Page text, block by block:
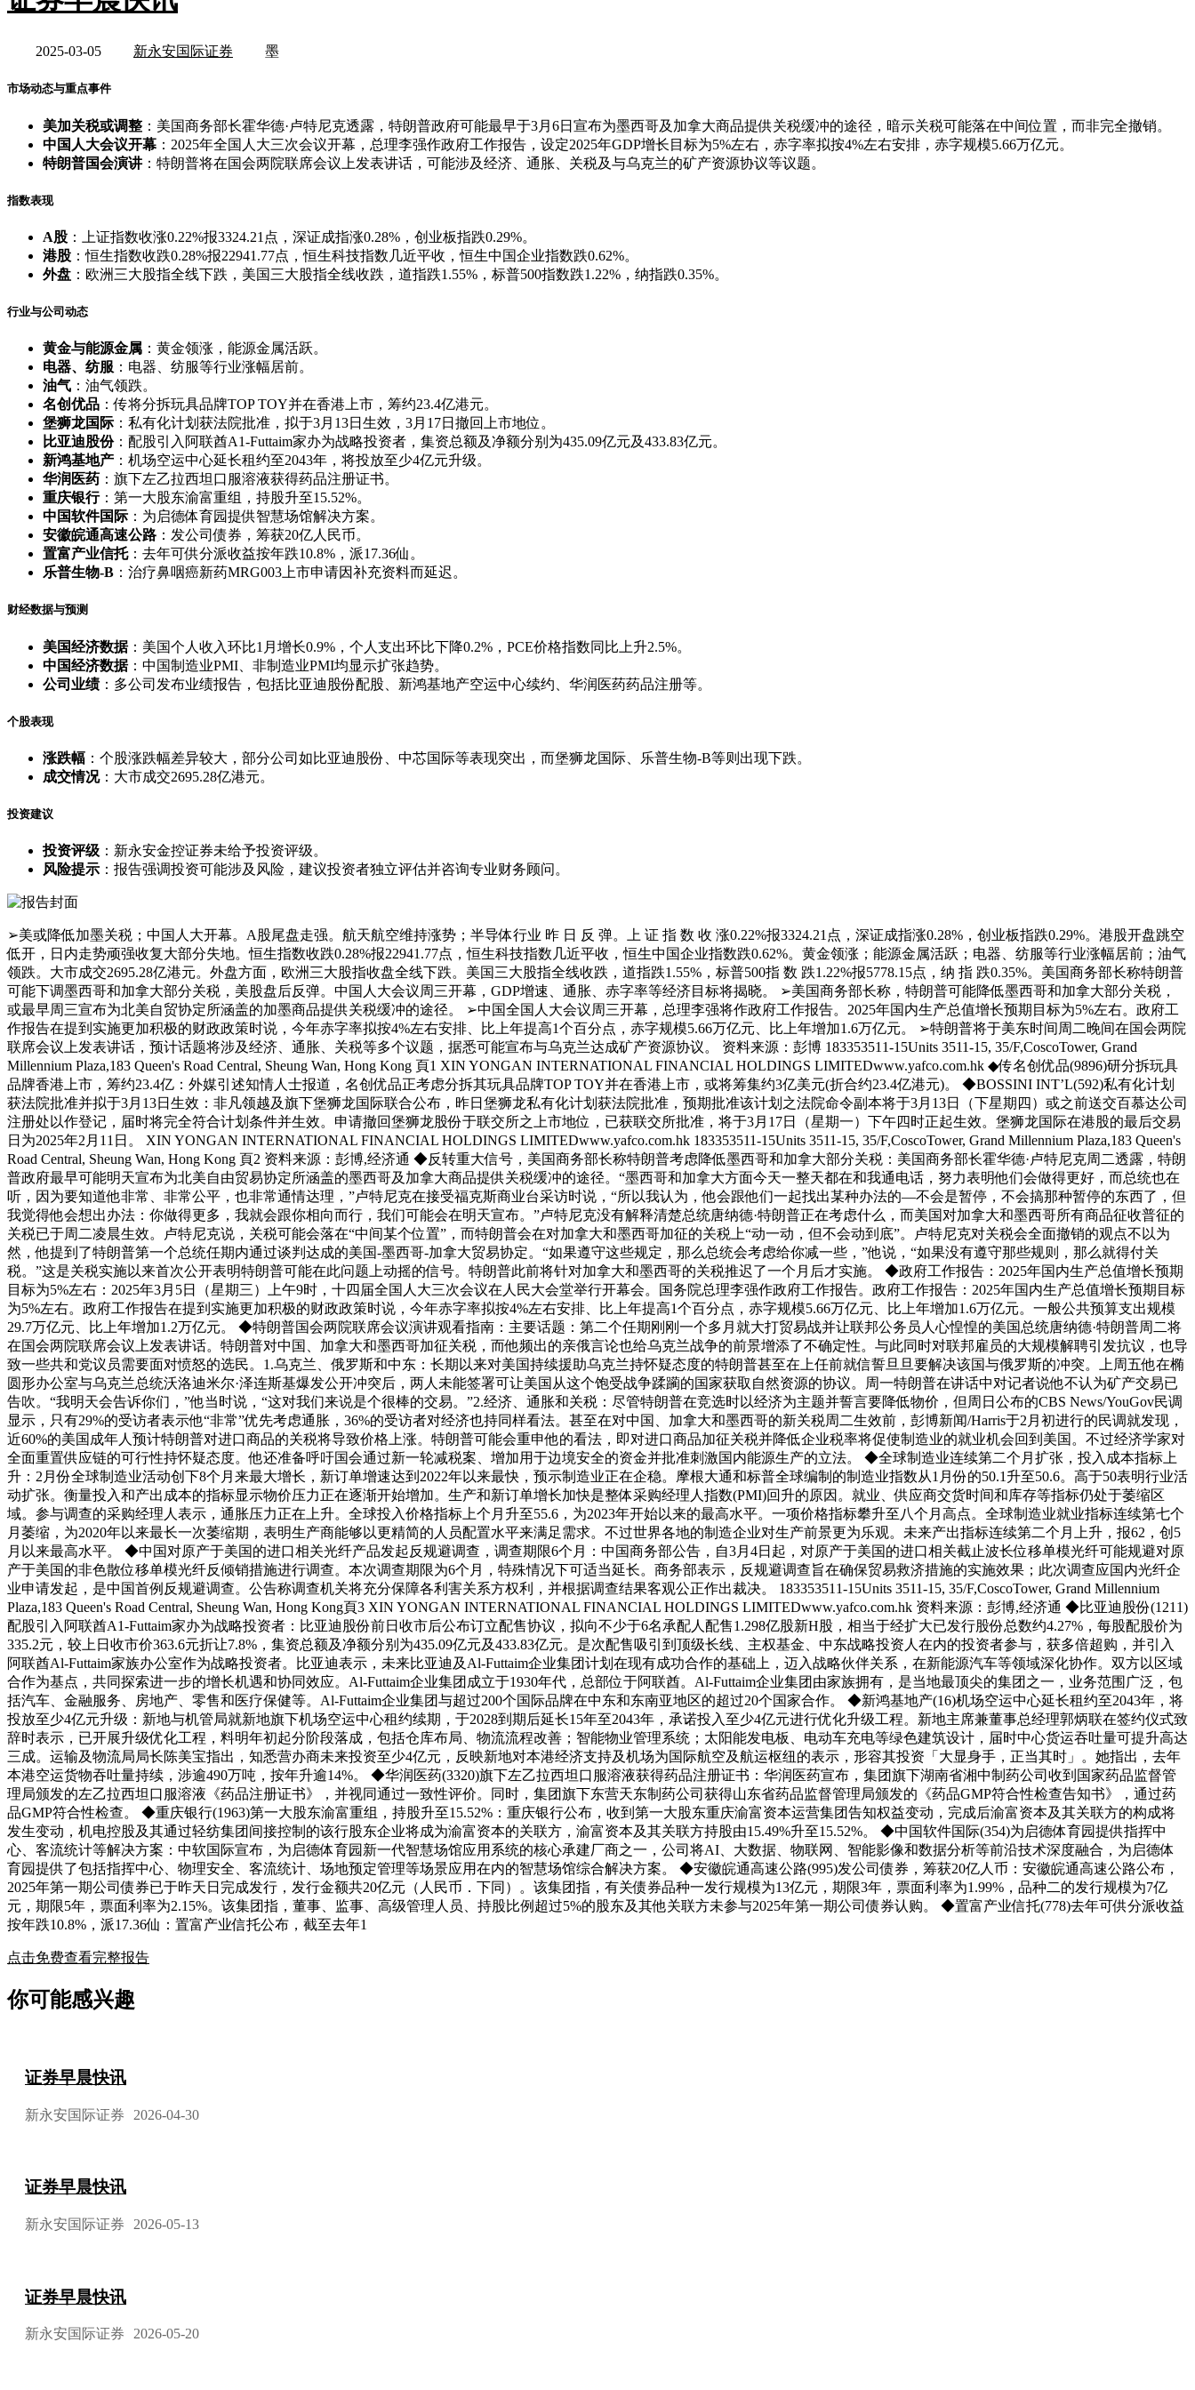
2025-03-05 新永安国际证券 墨
市场动态与重点事件
美加关税或调整 ：美国商务部长霍华德·卢特尼克透露，特朗普政府可能最早于3月6日宣布为墨西哥及加拿大商品提供关税缓冲的途径，暗示关税可能落在中间位置，而非完全撤销。
中国人大会议开幕 ：2025年全国人大三次会议开幕，总理李强作政府工作报告，设定2025年GDP增长目标为5%左右，赤字率拟按4%左右安排，赤字规模5.66万亿元。
特朗普国会演讲：特朗普将在国会两院联席会议上发表讲话，可能涉及经济、通胀、关税及与乌克兰的矿产资源协议等议题。
指数表现
A股 ：上证指数收涨0.22%报3324.21点，深证成指涨0.28%，创业板指跌0.29%。
港股 ：恒生指数收跌0.28%报22941.77点，恒生科技指数几近平收，恒生中国企业指数跌0.62%。
外盘 ：欧洲三大股指全线下跌，美国三大股指全线收跌，道指跌1.55%，标普500指数跌1.22%，纳指跌0.35%。
行业与公司动态
黄金与能源金属 ：黄金领涨，能源金属活跃。
电器、纺服 ：电器、纺服等行业涨幅居前。
油气 ：油气领跌。
名创优品 ：传将分拆玩具品牌TOP TOY并在香港上市，筹约23.4亿港元。
堡狮龙国际 ：私有化计划获法院批准，拟于3月13日生效，3月17日撤回上市地位。
比亚迪股份：配股引入阿联酋A1-Futtaim家办为战略投资者，集资总额及净额分别为435.09亿元及433.83亿元。
新鸿基地产 ：机场空运中心延长租约至2043年，将投放至少4亿元升级。
华润医药 ：旗下左乙拉西坦口服溶液获得药品注册证书。
重庆银行：第一大股东渝富重组，持股升至15.52%。
中国软件国际 ：为启德体育园提供智慧场馆解决方案。
安徽皖通高速公路 ：发公司债券，筹获20亿人民币。
置富产业信托：去年可供分派收益按年跌10.8%，派17.36仙。
乐普生物-B ：治疗鼻咽癌新药MRG003上市申请因补充资料而延迟。
财经数据与预测
美国经济数据：美国个人收入环比1月增长0.9%，个人支出环比下降0.2%，PCE价格指数同比上升2.5%。
中国经济数据：中国制造业PMI、非制造业PMI均显示扩张趋势。
公司业绩：多公司发布业绩报告，包括比亚迪股份配股、新鸿基地产空运中心续约、华润医药药品注册等。
个股表现
涨跌幅 ：个股涨跌幅差异较大，部分公司如比亚迪股份、中芯国际等表现突出，而堡狮龙国际、乐普生物-B等则出现下跌。
成交情况：大市成交2695.28亿港元。
投资建议
投资评级 ：新永安金控证券未给予投资评级。
风险提示 ：报告强调投资可能涉及风险，建议投资者独立评估并咨询专业财务顾问。
➢美或降低加墨关税；中国人大开幕。A股尾盘走强。航天航空维持涨势；半导体行业 昨 日 反 弹。上 证 指 数 收 涨0.22%报3324.21点，深证成指涨0.28%，创业板指跌0.29%。港股开盘跳空
低开，日内走势顽强收复大部分失地。恒生指数收跌0.28%报22941.77点，恒生科技指数几近平收，恒生中国企业指数跌0.62%。黄金领涨；能源金属活跃；电器、纺服等行业涨幅居前；油气
领跌。大市成交2695.28亿港元。外盘方面，欧洲三大股指收盘全线下跌。美国三大股指全线收跌，道指跌1.55%，标普500指 数 跌1.22%报5778.15点，纳 指 跌0.35%。美国商务部长称特朗普
可能下调墨西哥和加拿大部分关税，美股盘后反弹。中国人大会议周三开幕，GDP增速、通胀、赤字率等经济目标将揭晓。 ➢美国商务部长称，特朗普可能降低墨西哥和加拿大部分关税，
或最早周三宣布为北美自贸协定所涵盖的加墨商品提供关税缓冲的途径。 ➢中国全国人大会议周三开幕，总理李强将作政府工作报告。2025年国内生产总值增长预期目标为5%左右。政府工
作报告在提到实施更加积极的财政政策时说，今年赤字率拟按4%左右安排、比上年提高1个百分点，赤字规模5.66万亿元、比上年增加1.6万亿元。 ➢特朗普将于美东时间周二晚间在国会两院
联席会议上发表讲话，预计话题将涉及经济、通胀、关税等多个议题，据悉可能宣布与乌克兰达成矿产资源协议。 资料来源：彭博 183353511-15Units 3511-15, 35/F,CoscoTower, Grand
Millennium Plaza,183 Queen's Road Central, Sheung Wan, Hong Kong 頁1 XIN YONGAN INTERNATIONAL FINANCIAL HOLDINGS LIMITEDwww.yafco.com.hk ◆传名创优品(9896)研分拆玩具
品牌香港上市，筹约23.4亿：外媒引述知情人士报道，名创优品正考虑分拆其玩具品牌TOP TOY并在香港上市，或将筹集约3亿美元(折合约23.4亿港元)。 ◆BOSSINI INT’L(592)私有化计划
获法院批准并拟于3月13日生效：非凡领越及旗下堡狮龙国际联合公布，昨日堡狮龙私有化计划获法院批准，预期批准该计划之法院命令副本将于3月13日（下星期四）或之前送交百慕达公司
注册处以作登记，届时将完全符合计划条件并生效。申请撤回堡狮龙股份于联交所之上市地位，已获联交所批准，将于3月17日（星期一）下午四时正起生效。堡狮龙国际在港股的最后交易
日为2025年2月11日。 XIN YONGAN INTERNATIONAL FINANCIAL HOLDINGS LIMITEDwww.yafco.com.hk 183353511-15Units 3511-15, 35/F,CoscoTower, Grand Millennium Plaza,183 Queen's
Road Central, Sheung Wan, Hong Kong 頁2 资料来源：彭博,经济通 ◆反转重大信号，美国商务部长称特朗普考虑降低墨西哥和加拿大部分关税：美国商务部长霍华德·卢特尼克周二透露，特朗
普政府最早可能明天宣布为北美自由贸易协定所涵盖的墨西哥及加拿大商品提供关税缓冲的途径。“墨西哥和加拿大方面今天一整天都在和我通电话，努力表明他们会做得更好，而总统也在
听，因为要知道他非常、非常公平，也非常通情达理，”卢特尼克在接受福克斯商业台采访时说，“所以我认为，他会跟他们一起找出某种办法的—不会是暂停，不会搞那种暂停的东西了，但
我觉得他会想出办法：你做得更多，我就会跟你相向而行，我们可能会在明天宣布。”卢特尼克没有解释清楚总统唐纳德·特朗普正在考虑什么，而美国对加拿大和墨西哥所有商品征收普征的
关税已于周二凌晨生效。卢特尼克说，关税可能会落在“中间某个位置”，而特朗普会在对加拿大和墨西哥加征的关税上“动一动，但不会动到底”。卢特尼克对关税会全面撤销的观点不以为
然，他提到了特朗普第一个总统任期内通过谈判达成的美国-墨西哥-加拿大贸易协定。“如果遵守这些规定，那么总统会考虑给你减一些，”他说，“如果没有遵守那些规则，那么就得付关
税。”这是关税实施以来首次公开表明特朗普可能在此问题上动摇的信号。特朗普此前将针对加拿大和墨西哥的关税推迟了一个月后才实施。 ◆政府工作报告：2025年国内生产总值增长预期
目标为5%左右：2025年3月5日（星期三）上午9时，十四届全国人大三次会议在人民大会堂举行开幕会。国务院总理李强作政府工作报告。政府工作报告：2025年国内生产总值增长预期目标
为5%左右。政府工作报告在提到实施更加积极的财政政策时说，今年赤字率拟按4%左右安排、比上年提高1个百分点，赤字规模5.66万亿元、比上年增加1.6万亿元。一般公共预算支出规模
29.7万亿元、比上年增加1.2万亿元。 ◆特朗普国会两院联席会议演讲观看指南：主要话题：第二个任期刚刚一个多月就大打贸易战并让联邦公务员人心惶惶的美国总统唐纳德·特朗普周二将
在国会两院联席会议上发表讲话。特朗普对中国、加拿大和墨西哥加征关税，而他频出的亲俄言论也给乌克兰战争的前景增添了不确定性。与此同时对联邦雇员的大规模解聘引发抗议，也导
致一些共和党议员需要面对愤怒的选民。1.乌克兰、俄罗斯和中东：长期以来对美国持续援助乌克兰持怀疑态度的特朗普甚至在上任前就信誓旦旦要解决该国与俄罗斯的冲突。上周五他在椭
圆形办公室与乌克兰总统沃洛迪米尔·泽连斯基爆发公开冲突后，两人未能签署可让美国从这个饱受战争蹂躏的国家获取自然资源的协议。周一特朗普在讲话中对记者说他不认为矿产交易已
告吹。“我明天会告诉你们，”他当时说，“这对我们来说是个很棒的交易。”2.经济、通胀和关税：尽管特朗普在竞选时以经济为主题并誓言要降低物价，但周日公布的CBS News/YouGov民调
显示，只有29%的受访者表示他“非常”优先考虑通胀，36%的受访者对经济也持同样看法。甚至在对中国、加拿大和墨西哥的新关税周二生效前，彭博新闻/Harris于2月初进行的民调就发现，
近60%的美国成年人预计特朗普对进口商品的关税将导致价格上涨。特朗普可能会重申他的看法，即对进口商品加征关税并降低企业税率将促使制造业的就业机会回到美国。不过经济学家对
全面重置供应链的可行性持怀疑态度。他还准备呼吁国会通过新一轮减税案、增加用于边境安全的资金并批准刺激国内能源生产的立法。 ◆全球制造业连续第二个月扩张，投入成本指标上
升：2月份全球制造业活动创下8个月来最大增长，新订单增速达到2022年以来最快，预示制造业正在企稳。摩根大通和标普全球编制的制造业指数从1月份的50.1升至50.6。高于50表明行业活
动扩张。衡量投入和产出成本的指标显示物价压力正在逐渐开始增加。生产和新订单增长加快是整体采购经理人指数(PMI)回升的原因。就业、供应商交货时间和库存等指标仍处于萎缩区
域。参与调查的采购经理人表示，通胀压力正在上升。全球投入价格指标上个月升至55.6，为2023年开始以来的最高水平。一项价格指标攀升至八个月高点。全球制造业就业指标连续第七个
月萎缩，为2020年以来最长一次萎缩期，表明生产商能够以更精简的人员配置水平来满足需求。不过世界各地的制造企业对生产前景更为乐观。未来产出指标连续第二个月上升，报62，创5
月以来最高水平。 ◆中国对原产于美国的进口相关光纤产品发起反规避调查，调查期限6个月：中国商务部公告，自3月4日起，对原产于美国的进口相关截止波长位移单模光纤可能规避对原
产于美国的非色散位移单模光纤反倾销措施进行调查。本次调查期限为6个月，特殊情况下可适当延长。商务部表示，反规避调查旨在确保贸易救济措施的实施效果；此次调查应国内光纤企
业申请发起，是中国首例反规避调查。公告称调查机关将充分保障各利害关系方权利，并根据调查结果客观公正作出裁决。 183353511-15Units 3511-15, 35/F,CoscoTower, Grand Millennium
Plaza,183 Queen's Road Central, Sheung Wan, Hong Kong頁3 XIN YONGAN INTERNATIONAL FINANCIAL HOLDINGS LIMITEDwww.yafco.com.hk 资料来源：彭博,经济通 ◆比亚迪股份(1211)
配股引入阿联酋A1-Futtaim家办为战略投资者：比亚迪股份前日收市后公布订立配售协议，拟向不少于6名承配人配售1.298亿股新H股，相当于经扩大已发行股份总数约4.27%，每股配股价为
335.2元，较上日收市价363.6元折让7.8%，集资总额及净额分别为435.09亿元及433.83亿元。是次配售吸引到顶级长线、主权基金、中东战略投资人在内的投资者参与，获多倍超购，并引入
阿联酋Al-Futtaim家族办公室作为战略投资者。比亚迪表示，未来比亚迪及Al-Futtaim企业集团计划在现有成功合作的基础上，迈入战略伙伴关系，在新能源汽车等领域深化协作。双方以区域
合作为基点，共同探索进一步的增长机遇和协同效应。Al-Futtaim企业集团成立于1930年代，总部位于阿联酋。Al-Futtaim企业集团由家族拥有，是当地最顶尖的集团之一，业务范围广泛，包
括汽车、金融服务、房地产、零售和医疗保健等。Al-Futtaim企业集团与超过200个国际品牌在中东和东南亚地区的超过20个国家合作。 ◆新鸿基地产(16)机场空运中心延长租约至2043年，将
投放至少4亿元升级：新地与机管局就新地旗下机场空运中心租约续期，于2028到期后延长15年至2043年，承诺投入至少4亿元进行优化升级工程。新地主席兼董事总经理郭炳联在签约仪式致
辞时表示，已开展升级优化工程，料明年初起分阶段落成，包括仓库布局、物流流程改善；智能物业管理系统；太阳能发电板、电动车充电等绿色建筑设计，届时中心货运吞吐量可提升高达
三成。运输及物流局局长陈美宝指出，知悉营办商未来投资至少4亿元，反映新地对本港经济支持及机场为国际航空及航运枢纽的表示，形容其投资「大显身手，正当其时」。她指出，去年
本港空运货物吞吐量持续，涉逾490万吨，按年升逾14%。 ◆华润医药(3320)旗下左乙拉西坦口服溶液获得药品注册证书：华润医药宣布，集团旗下湖南省湘中制药公司收到国家药品监督管
理局颁发的左乙拉西坦口服溶液《药品注册证书》，并视同通过一致性评价。同时，集团旗下东营天东制药公司获得山东省药品监督管理局颁发的《药品GMP符合性检查告知书》，通过药
品GMP符合性检查。 ◆重庆银行(1963)第一大股东渝富重组，持股升至15.52%：重庆银行公布，收到第一大股东重庆渝富资本运营集团告知权益变动，完成后渝富资本及其关联方的构成将
发生变动，机电控股及其通过轻纺集团间接控制的该行股东企业将成为渝富资本的关联方，渝富资本及其关联方持股由15.49%升至15.52%。 ◆中国软件国际(354)为启德体育园提供指挥中
心、客流统计等解决方案：中软国际宣布，为启德体育园新一代智慧场馆应用系统的核心承建厂商之一，公司将AI、大数据、物联网、智能影像和数据分析等前沿技术深度融合，为启德体
育园提供了包括指挥中心、物理安全、客流统计、场地预定管理等场景应用在内的智慧场馆综合解决方案。 ◆安徽皖通高速公路(995)发公司债券，筹获20亿人币：安徽皖通高速公路公布，
2025年第一期公司债券已于昨天日完成发行，发行金额共20亿元（人民币．下同）。该集团指，有关债券品种一发行规模为13亿元，期限3年，票面利率为1.99%，品种二的发行规模为7亿
元，期限5年，票面利率为2.15%。该集团指，董事、监事、高级管理人员、持股比例超过5%的股东及其他关联方未参与2025年第一期公司债券认购。 ◆置富产业信托(778)去年可供分派收益
按年跌10.8%，派17.36仙：置富产业信托公布，截至去年1
点击免费查看完整报告
你可能感兴趣
证券早晨快讯
新永安国际证券 2026-04-30
证券早晨快讯
新永安国际证券 2026-05-13
证券早晨快讯
新永安国际证券 2026-05-20